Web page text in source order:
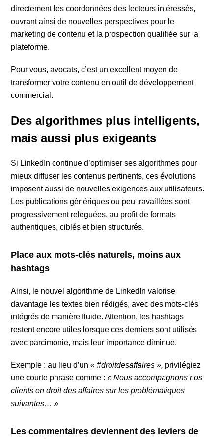
directement les coordonnées des lecteurs intéressés,
ouvrant ainsi de nouvelles perspectives pour le
marketing de contenu et la prospection qualifiée sur la
plateforme.
Pour vous, avocats, c’est un excellent moyen de
transformer votre contenu en outil de développement
commercial.
Des algorithmes plus intelligents,
mais aussi plus exigeants
Si LinkedIn continue d’optimiser ses algorithmes pour
mieux diffuser les contenus pertinents, ces évolutions
imposent aussi de nouvelles exigences aux utilisateurs.
Les publications génériques ou peu travaillées sont
progressivement reléguées, au profit de formats
authentiques, ciblés et bien structurés.
Place aux mots-clés naturels, moins aux
hashtags
Ainsi, le nouvel algorithme de LinkedIn valorise
davantage les textes bien rédigés, avec des mots-clés
intégrés de manière fluide. Attention, les hashtags
restent encore utiles lorsque ces derniers sont utilisés
avec parcimonie, mais leur importance diminue.
Exemple : au lieu d’un« #droitdesaffaires », privilégiez
une courte phrase comme :« Nous accompagnons nos
clients en droit des affaires sur les problématiques
suivantes… »
Les commentaires deviennent des leviers de